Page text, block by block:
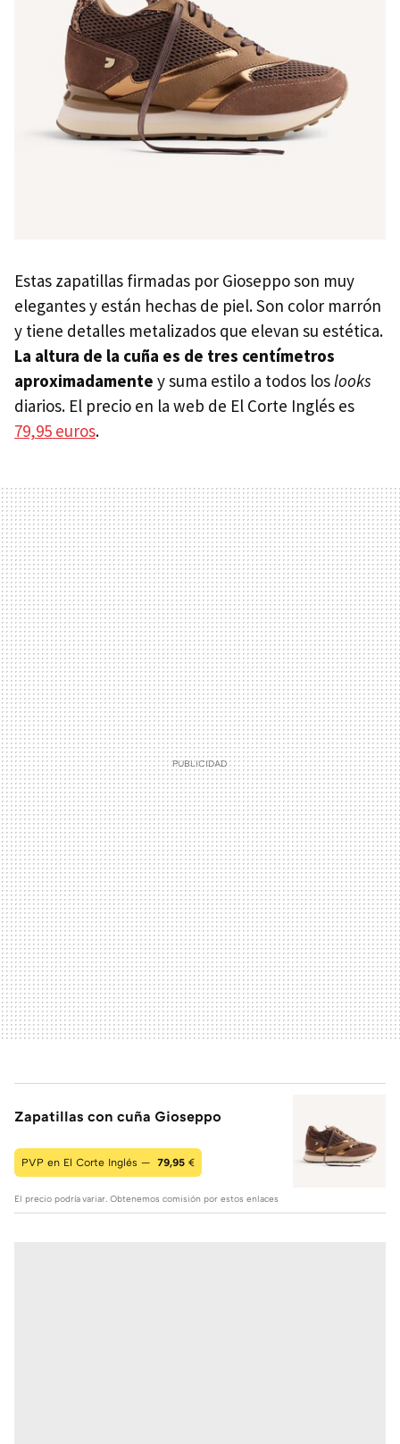
Estas zapatillas firmadas por Gioseppo son muy
elegantes y están hechas de piel. Son color marrón
y tiene detalles metalizados que elevan su estética.
La altura de la cuña es de tres centímetros
aproximadamente y suma estilo a todos loslooks
diarios. El precio en la web de El Corte Inglés es
79,95 euros.
Zapatillas con cuña Gioseppo
PVP en El Corte Inglés — 79,95 €
El precio podría variar. Obtenemos comisión por estos enlaces